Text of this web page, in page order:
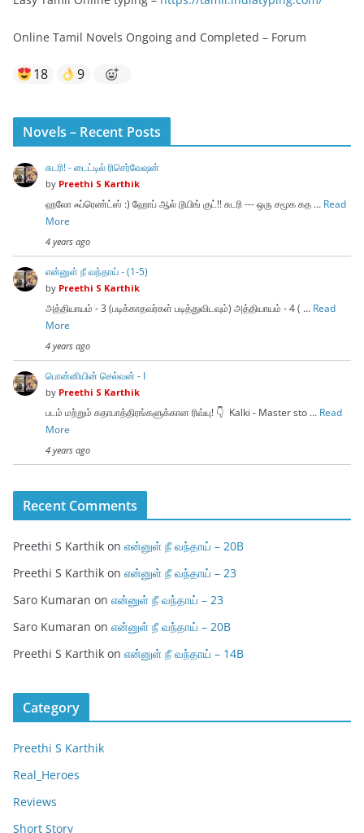
Online Tamil Novels Ongoing and Completed – Forum
18 9
Novels – Recent Posts
சுடரி! - டைட்டில் ரிசெர்வேஷன்
by Preethi S Karthik
ஹலோ ஃப்ரெண்ட்ஸ் :) ஹோப் ஆல் டூயிங் குட்!! சுடரி --- ஒரு சமூக கத … Read
More
4 years ago
என்னுள் நீ வந்தாய் - (1-5)
by Preethi S Karthik
அத்தியாயம் - 3 (படிக்காதவர்கள் படித்துவிடவும்) அத்தியாயம் - 4 ( … Read
More
4 years ago
பொன்னியின் செல்வன் - I
by Preethi S Karthik
படம் மற்றும் கதாபாத்திரங்களுக்கான ரிவ்யு! 👇 Kalki - Master sto … Read
More
4 years ago
Recent Comments
Preethi S Karthik on என்னுள் நீ வந்தாய் – 20B
Preethi S Karthik on என்னுள் நீ வந்தாய் – 23
Saro Kumaran on என்னுள் நீ வந்தாய் – 23
Saro Kumaran on என்னுள் நீ வந்தாய் – 20B
Preethi S Karthik on என்னுள் நீ வந்தாய் – 14B
Category
Preethi S Karthik
Real_Heroes
Reviews
Short Story